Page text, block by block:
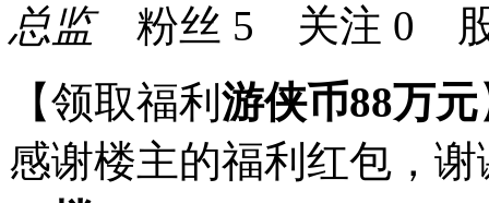
总监粉丝 5 关注 0
【领取福利 游侠币88万元
感谢楼主的福利红包，谢